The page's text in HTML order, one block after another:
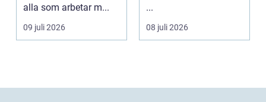
alla som arbetar m...
09 juli 2026
...
08 juli 2026